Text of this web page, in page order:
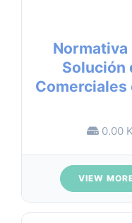
Normativa
Solución
0.00
VIEW